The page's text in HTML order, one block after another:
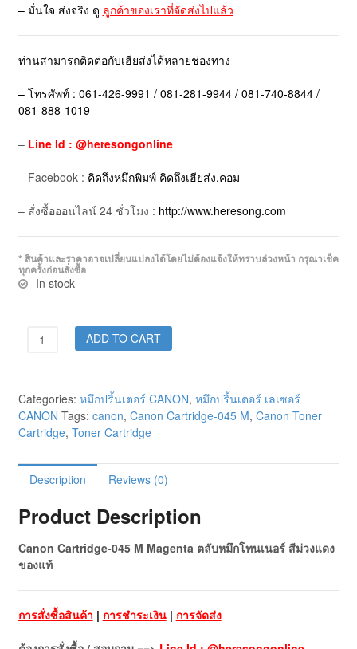
– มั่นใจ ส่งจริง ดู ลูกค้าของเราที่จัดส่งไปแล้ว
ท่านสามารถติดต่อกับเฮียส่งได้หลายช่องทาง
– โทรศัพท์ : 061-426-9991 / 081-281-9944 / 081-740-8844 /
081-888-1019
– Line Id : @heresongonline
– Facebook : คิดถึงหมึกพิมพ์ คิดถึงเฮียส่ง.คอม
– สั่งซื้อออนไลน์ 24 ชั่วโมง : http://www.heresong.com
* สินค้าและราคาอาจเปลี่ยนแปลงได้โดยไม่ต้องแจ้งให้ทราบล่วงหน้า กรุณาเช็ค
ทุกครั้งก่อนสั่งซื้อ
In stock
ADD TO CART
Categories: หมึกปริ้นเตอร์ CANON, หมึกปริ้นเตอร์ เลเซอร์
CANON Tags: canon, Canon Cartridge-045 M, Canon Toner
Cartridge, Toner Cartridge
Description Reviews (0)
Product Description
Canon Cartridge-045 M Magenta ตลับหมึกโทนเนอร์ สีม่วงแดง
ของแท้
การสั่งซื้อสินค้า | การชำระเงิน| การจัดส่ง